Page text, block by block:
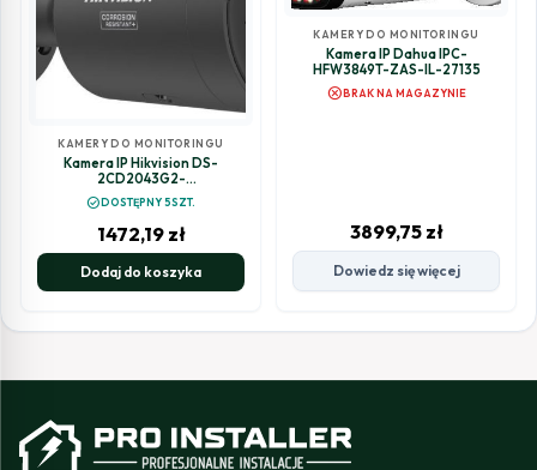
KAMERY DO MONITORINGU
Kamera IP Hikvision DS-
2CD2043G2-
LIZ2UY(2.8/4mm)/BLACK
check_circleDOSTĘPNY 5SZT.
1472,19 zł
Dodaj do koszyka
KAMERY DO MONITORINGU
Kamera IP Dahua IPC-
HFW3849T-ZAS-IL-27135
cancelBRAK NA MAGAZYNIE
3899,75 zł
Dowiedz się więcej